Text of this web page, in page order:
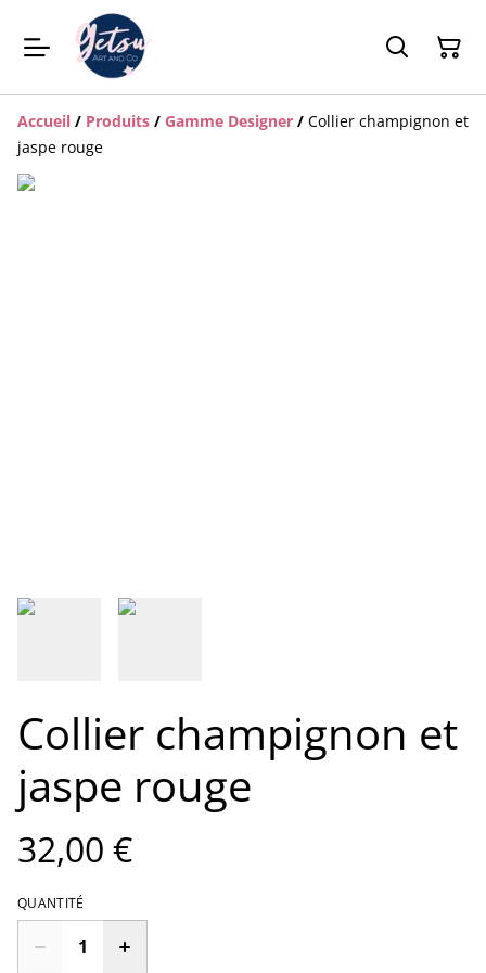
Accueil / Produits / Gamme Designer / Collier champignon et
jaspe rouge
Collier champignon et
jaspe rouge
32,00 €
QUANTITÉ